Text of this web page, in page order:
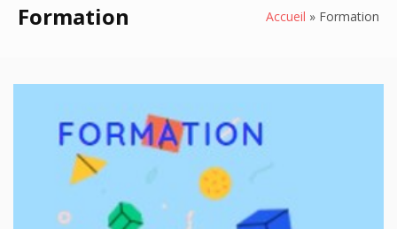
Formation Accueil Formation